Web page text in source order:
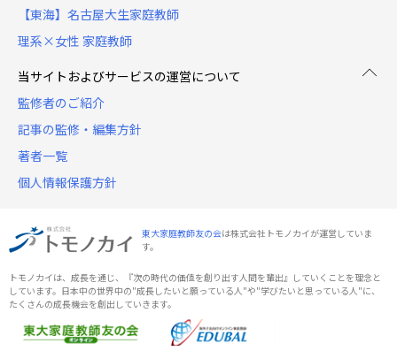
【東海】名古屋大生家庭教師
理系×女性 家庭教師
当サイトおよびサービスの運営について
監修者のご紹介
記事の監修・編集方針
著者一覧
個人情報保護方針
東大家庭教師友の会は株式会社トモノカイが運営していま
す。
トモノカイは、成長を通じ、『次の時代の価値を創り出す人間を輩出』していくことを理念と
しています。日本中の世界中の"成長したいと願っている人"や"学びたいと思っている人"に、
たくさんの成長機会を創出していきます。